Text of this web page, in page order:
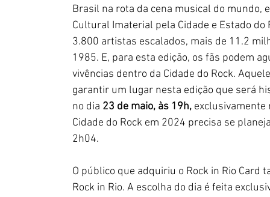
Brasil na rota da cena musical do
Cultural Imaterial pela Cidade e Estado
3.800 artistas escalados, mais de 11.2
1985. E, para esta edição, os fãs podem
vivências dentro da Cidade do Rock.
garantir um lugar nesta edição que será
no dia 23 de maio, às 19h, exclusivamente
Cidade do Rock em 2024 precisa se
2h04.
O público que adquiriu o Rock in Rio Card
Rock in Rio. A escolha do dia é feita